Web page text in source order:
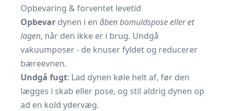
Opbevaring & forventet levetid
Opbevar dynen i en åben bomuldspose eller et
lagen, når den ikke er i brug. Undgå
vakuumposer - de knuser fyldet og reducerer
bæreevnen.
Undgå fugt: Lad dynen køle helt af, før den
lægges i skab eller pose, og stil aldrig dynen op
ad en kold ydervæg.